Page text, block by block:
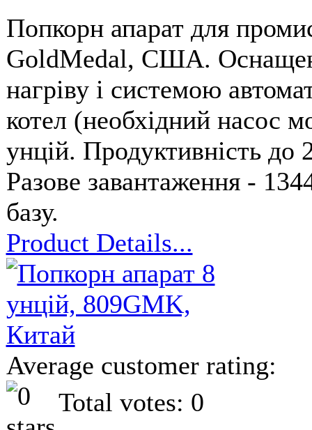
Попкорн апарат для
GoldMedal, США.
нагріву і системою
котел (необхідний насос
унцій. Продуктивність до
Разове завантаження -
базу.
Product Details...
Average customer rating:
Total votes: 0